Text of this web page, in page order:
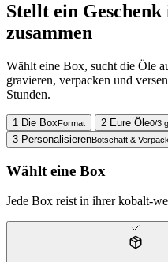
Stellt ein
zusammen
Wählt eine Box, sucht die Öle
gravieren, verpacken und
Stunden.
1 Die BoxFormat 2 Eure Öle0/3
3 PersonalisierenBotschaft &
Wählt eine Box
Jede Box reist in ihrer kobalt-